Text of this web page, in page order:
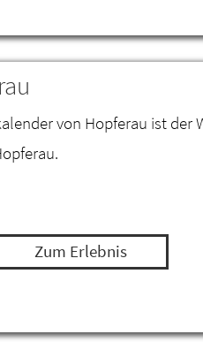
von Hopferau ist der
Zum Erlebnis